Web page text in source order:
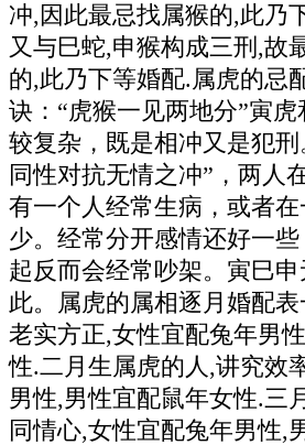
冲,因此最忌找属猴的,此乃
又与巳蛇,申猴构成三刑,故
的,此乃下等婚配.属虎的忌
诀：“虎猴一见两地分”寅
较复杂，既是相冲又是犯刑
同性对抗无情之冲”，两人
有一个人经常生病，或者
少。经常分开感情还好一
起反而会经常吵架。寅巳
此。属虎的属相逐月婚配
老实方正,女性宜配兔年男
性.二月生属虎的人,讲究效
男性,男性宜配鼠年女性.三
同情心,女性宜配兔年男性,